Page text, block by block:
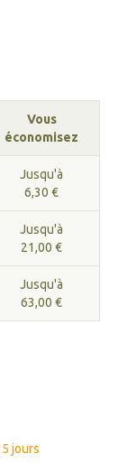
Vous
économisez
Jusqu'à
6,30 €
Jusqu'à
21,00 €
Jusqu'à
63,00 €
jours